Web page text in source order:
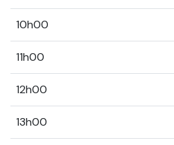
10h00
11h00
12h00
13h00